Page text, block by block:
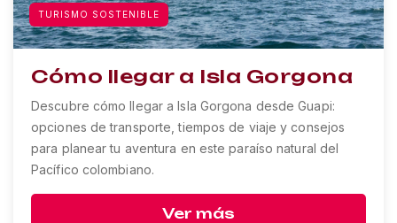
TURISMO SOSTENIBLE
Cómo llegar a Isla Gorgona
Descubre cómo llegar a Isla Gorgona desde Guapi:
opciones de transporte, tiempos de viaje y consejos
para planear tu aventura en este paraíso natural del
Pacífico colombiano.
Ver más